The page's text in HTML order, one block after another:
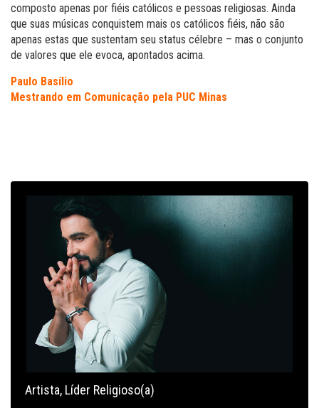
composto apenas por fiéis católicos e pessoas religiosas. Ainda
que suas músicas conquistem mais os católicos fiéis, não são
apenas estas que sustentam seu status célebre – mas o conjunto
de valores que ele evoca, apontados acima.
Paulo Basílio
Mestrando em Comunicação pela PUC Minas
Artista, Líder Religioso(a)